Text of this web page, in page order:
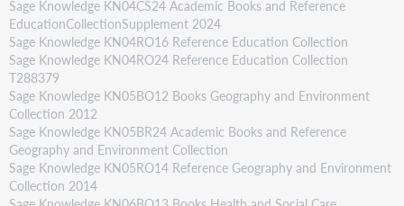
Sage Knowledge KN04CS24 Academic Books and Reference
EducationCollectionSupplement 2024
Sage Knowledge KN04RO16 Reference Education Collection
Sage Knowledge KN04RO24 Reference Education Collection
T288379
Sage Knowledge KN05BO12 Books Geography and Environment
Collection 2012
Sage Knowledge KN05BR24 Academic Books and Reference
Geography and Environment Collection
Sage Knowledge KN05RO14 Reference Geography and Environment
Collection 2014